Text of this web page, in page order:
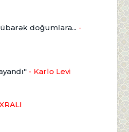
doğumlara... -
- Karlo Levi